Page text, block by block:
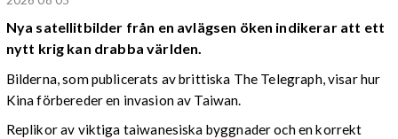
Nya satellitbilder från en avlägsen öken indikerar att ett
nytt krig kan drabba världen.
Bilderna, som publicerats av brittiska The Telegraph, visar hur
Kina förbereder en invasion av Taiwan.
Replikor av viktiga taiwanesiska byggnader och en korrekt